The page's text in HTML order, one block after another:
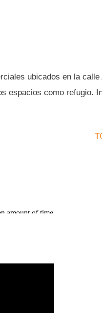
ubicados en la
espacios como refugio.